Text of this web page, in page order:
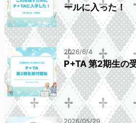
ールに入った！
2026/6/4
P+TA 第2期生の
2026/05/29